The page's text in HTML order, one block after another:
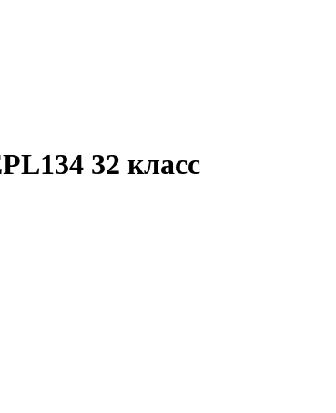
32 класс